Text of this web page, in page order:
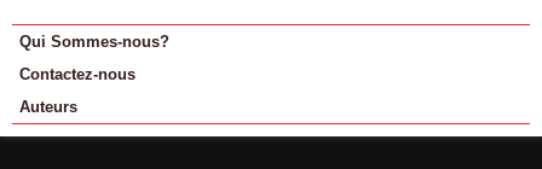
Qui Sommes-nous?
Contactez-nous
Auteurs